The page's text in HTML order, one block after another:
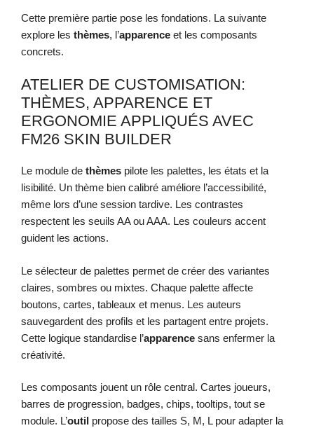
Cette première partie pose les fondations. La suivante
explore les thèmes, l’apparence et les composants
concrets.
ATELIER DE CUSTOMISATION:
THÈMES, APPARENCE ET
ERGONOMIE APPLIQUÉS AVEC
FM26 SKIN BUILDER
Le module de thèmes pilote les palettes, les états et la
lisibilité. Un thème bien calibré améliore l’accessibilité,
même lors d’une session tardive. Les contrastes
respectent les seuils AA ou AAA. Les couleurs accent
guident les actions.
Le sélecteur de palettes permet de créer des variantes
claires, sombres ou mixtes. Chaque palette affecte
boutons, cartes, tableaux et menus. Les auteurs
sauvegardent des profils et les partagent entre projets.
Cette logique standardise l’apparence sans enfermer la
créativité.
Les composants jouent un rôle central. Cartes joueurs,
barres de progression, badges, chips, tooltips, tout se
module. L’outil propose des tailles S, M, L pour adapter la